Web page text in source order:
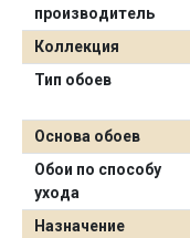
производитель
Коллекция
Тип обоев
Основа обоев
Обои по способу
ухода
Назначение